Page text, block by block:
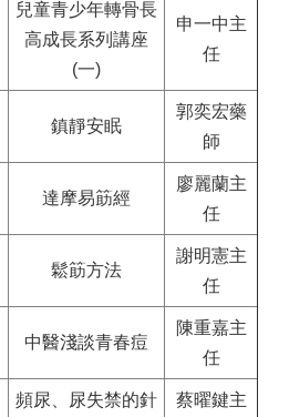
兒童青少年轉骨長
高成長系列講座
(一)
申一中主
任
鎮靜安眠
郭奕宏藥
師
達摩易筯經
廖麗蘭主
任
鬆筯方法
謝明憲主
任
中醫淺談青春痘
陳重嘉主
任
頻尿、尿失禁的針
蔡曜鍵主